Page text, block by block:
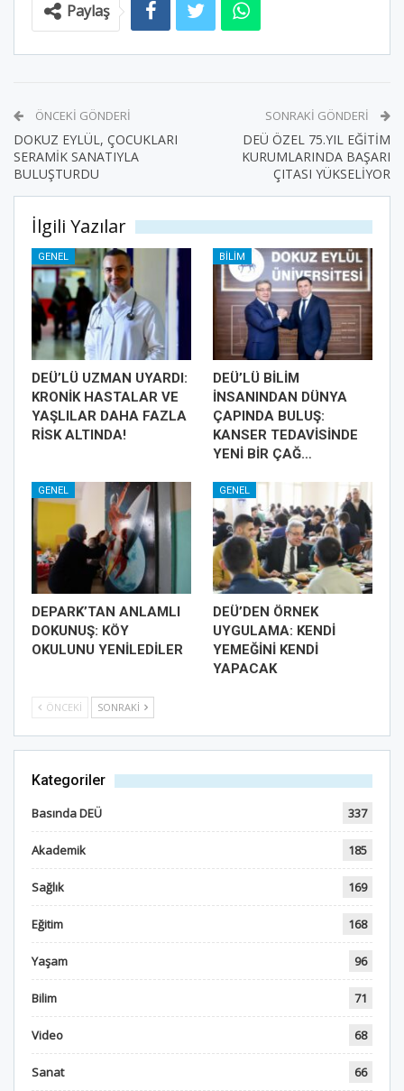
Paylaş
ÖNCEKI GÖNDERI
DOKUZ EYLÜL, ÇOCUKLARI
SERAMİK SANATIYLA
BULUŞTURDU
SONRAKI GÖNDERI
DEÜ ÖZEL 75.YIL EĞİTİM
KURUMLARINDA BAŞARI
ÇITASI YÜKSELİYOR
İlgili Yazılar
GENEL
DEÜ’LÜ UZMAN UYARDI:
KRONİK HASTALAR VE
YAŞLILAR DAHA FAZLA
RİSK ALTINDA!
BILIM
DEÜ’LÜ BİLİM
İNSANINDAN DÜNYA
ÇAPINDA BULUŞ:
KANSER TEDAVİSİNDE
YENİ BİR ÇAĞ…
GENEL
DEPARK’TAN ANLAMLI
DOKUNUŞ: KÖY
OKULUNU YENİLEDİLER
GENEL
DEÜ’DEN ÖRNEK
UYGULAMA: KENDİ
YEMEĞİNİ KENDİ
YAPACAK
ÖNCEKI SONRAKI
Kategoriler
Basında DEÜ 337
Akademik 185
Sağlık 169
Eğitim 168
Yaşam 96
Bilim 71
Video 68
Sanat 66